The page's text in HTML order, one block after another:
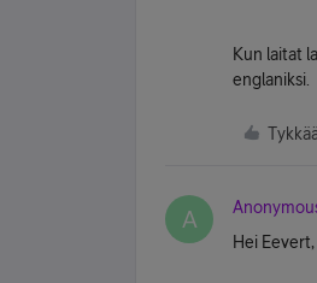
Kun laitat
englaniksi.
A
Hei Eevert,